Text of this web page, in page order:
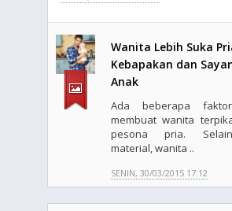
Wanita Lebih Suka
Kebapakan dan
Anak
Ada beberapa
membuat wanita
pesona pria.
material, wanita ..
SENIN, 30/03/2015 17:12